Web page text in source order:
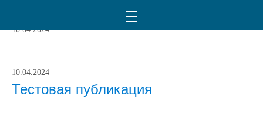
10.04.2024
10.04.2024
Тестовая публикация